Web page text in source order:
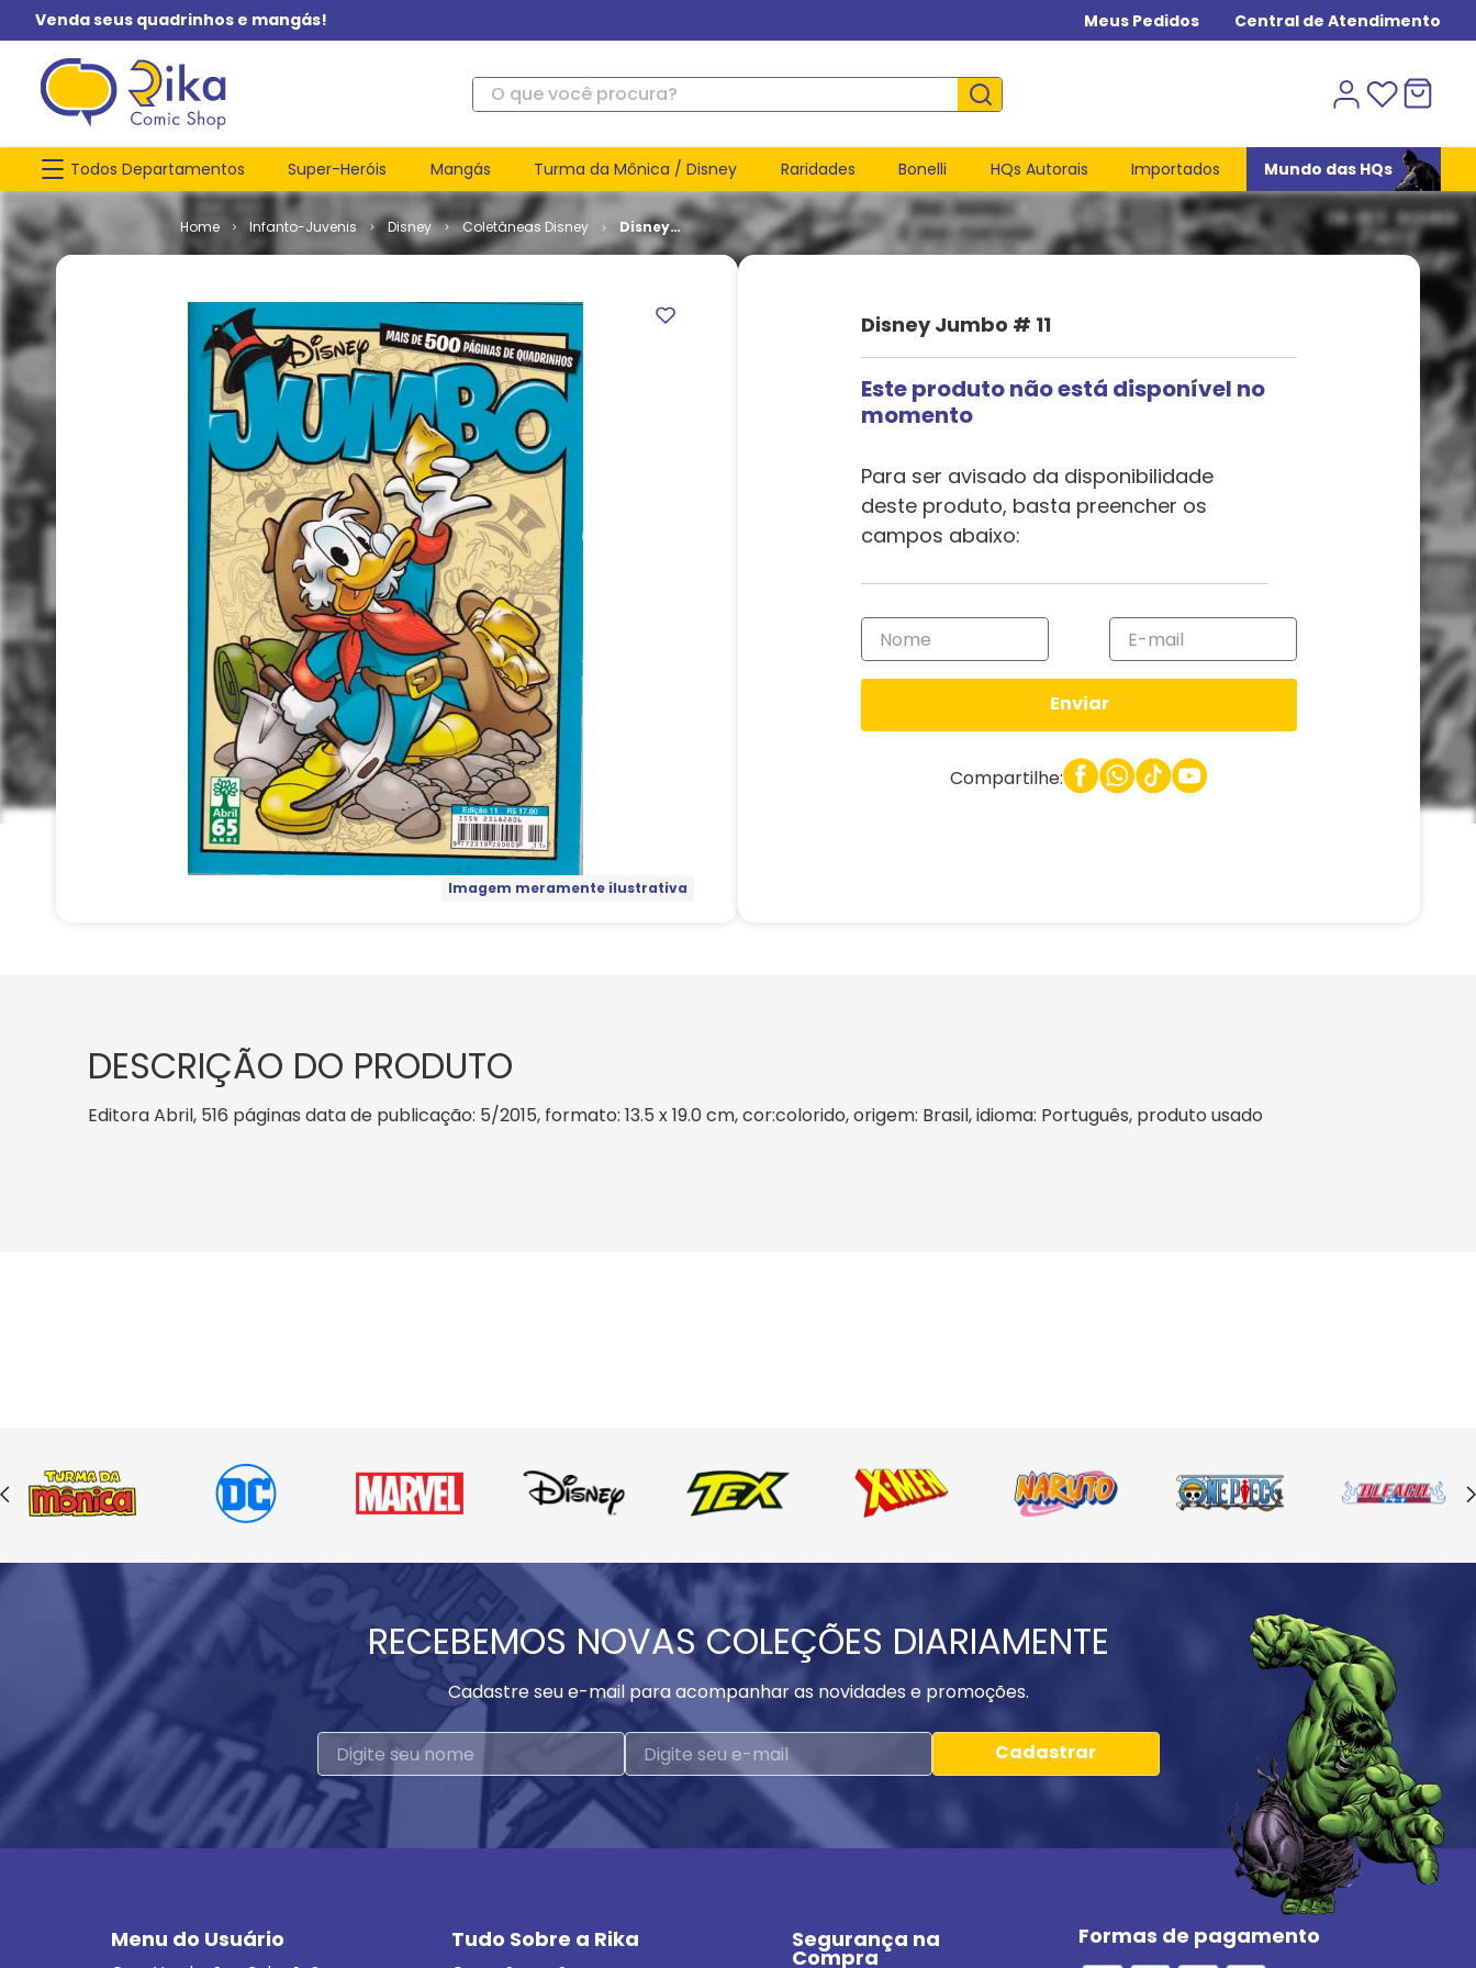
Venda seus quadrinhos e mangás! Meus Pedidos Central de Atendimento
O que você procura?
Todos Departamentos Super-Heróis Mangás Turma da Mônica / Disney Raridades Bonelli HQs Autorais Importados Mundo das HQs
Infanto-Juvenis Disney Coletâneas Disney
Disney
Jumbo # 11
Imagem meramente ilustrativa
Disney Jumbo # 11
Este produto não está disponível no
momento
Para ser avisado da disponibilidade
deste produto, basta preencher os
campos abaixo:
Enviar
Compartilhe:
DESCRIÇÃO DO PRODUTO
Editora Abril, 516 páginas data de publicação: 5/2015, formato: 13.5 x 19.0 cm, cor:colorido, origem: Brasil, idioma: Português, produto usado
RECEBEMOS NOVAS COLEÇÕES DIARIAMENTE
Cadastre seu e-mail para acompanhar as novidades e promoções.
Cadastrar
Menu do Usuário Tudo Sobre a Rika Segurança na
Compra
Formas de pagamento